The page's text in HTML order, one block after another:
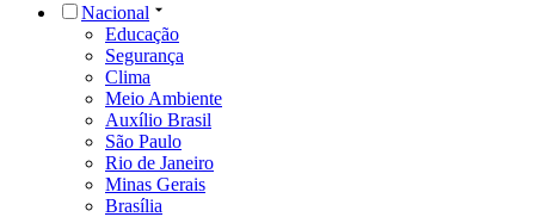
Nacional
Educação
Segurança
Clima
Meio Ambiente
Auxílio Brasil
São Paulo
Rio de Janeiro
Minas Gerais
Brasília